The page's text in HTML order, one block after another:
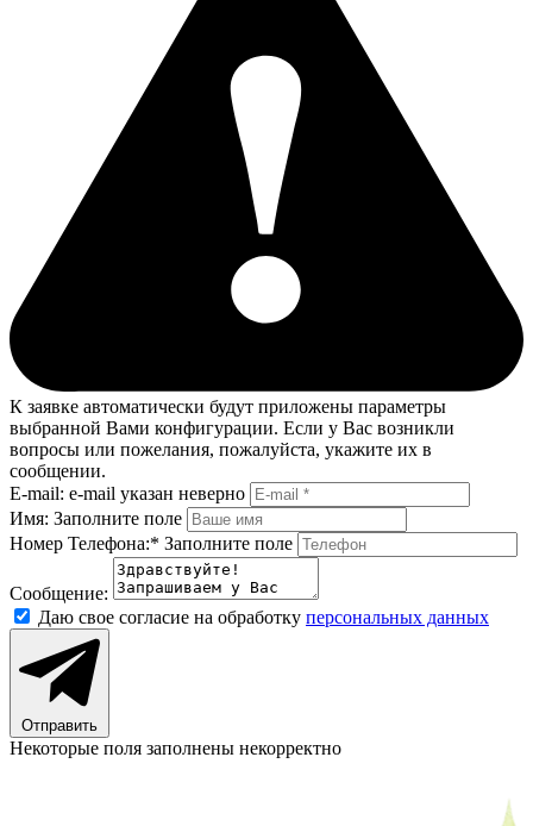
К заявке автоматически будут приложены параметры
выбранной Вами конфигурации. Если у Вас возникли
вопросы или пожелания, пожалуйста, укажите их в
сообщении.
E-mail: e-mail указан неверно
Имя: Заполните поле
Номер Телефона:* Заполните поле
Сообщение:
Даю свое согласие на обработку персональных данных
Отправить
Некоторые поля заполнены некорректно